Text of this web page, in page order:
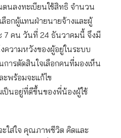
นลงทะเบียนใช้สิทธิ จำนวน
อกผู้แทนฝ่ายนายจ้างและผู้
7 คน วันที่ 24 ธันวาคมนี้ จึงมี
วามหวังของผู้อยู่ในระบบ
ารตัดสินใจเลือกคนที่มองเห็น
ะพร้อมจะแก้ไข
ป็นอยู่ที่ดีขึ้นของพี่น้องผู้ใช้
ใส่ใจ คุณภาพชีวิต คิดและ